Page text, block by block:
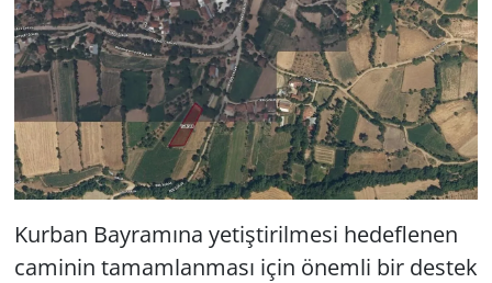
Kurban Bayramına yetiştirilmesi hedeflenen
caminin tamamlanması için önemli bir destek